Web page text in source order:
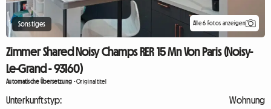
Sonstiges Alle 6 Fotos anzeigen
Zimmer Shared Noisy Champs RER 15 Mn Von Paris (Noisy-
Le-Grand - 93160)
Automatische Übersetzung -Originaltitel
Unterkunftstyp:
Wohnung